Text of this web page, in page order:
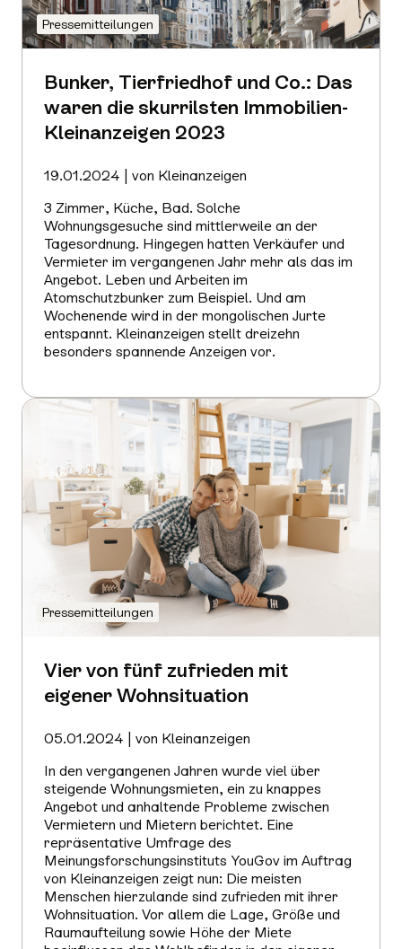
Bunker, Tierfriedhof und Co.: Das
waren die skurrilsten Immobilien-
Kleinanzeigen 2023
19.01.2024 | von Kleinanzeigen
3 Zimmer, Küche, Bad. Solche
Wohnungsgesuche sind mittlerweile an der
Tagesordnung. Hingegen hatten Verkäufer und
Vermieter im vergangenen Jahr mehr als das im
Angebot. Leben und Arbeiten im
Atomschutzbunker zum Beispiel. Und am
Wochenende wird in der mongolischen Jurte
entspannt. Kleinanzeigen stellt dreizehn
besonders spannende Anzeigen vor.
erfahren
Pressemitteilungen
Vier von fünf zufrieden mit
eigener Wohnsituation
05.01.2024 | von Kleinanzeigen
In den vergangenen Jahren wurde viel über
steigende Wohnungsmieten, ein zu knappes
Angebot und anhaltende Probleme zwischen
Vermietern und Mietern berichtet. Eine
repräsentative Umfrage des
Meinungsforschungsinstituts YouGov im Auftrag
von Kleinanzeigen zeigt nun: Die meisten
Menschen hierzulande sind zufrieden mit ihrer
Wohnsituation. Vor allem die Lage, Größe und
Raumaufteilung sowie Höhe der Miete
Pressemitteilungen